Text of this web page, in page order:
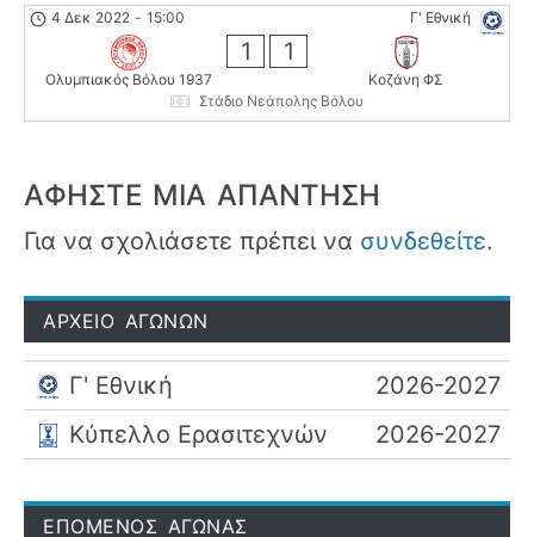
Γ' Εθνική
4 Δεκ 2022 - 15:00
Ολυμπιακός Βόλου 1937
1 1
Κοζάνη ΦΣ
Στάδιο Νεάπολης Βόλου
ΑΦΉΣΤΕ ΜΙΑ ΑΠΆΝΤΗΣΗ
Για να σχολιάσετε πρέπει να συνδεθείτε.
ΑΡΧΕΙΟ ΑΓΩΝΩΝ
Γ' Εθνική
2026-2027
Κύπελλο Ερασιτεχνών
2026-2027
ΕΠΟΜΕΝΟΣ ΑΓΩΝΑΣ